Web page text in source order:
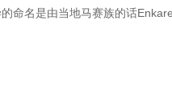
命名是由当地马赛族的话